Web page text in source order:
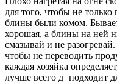
для того, чтобы не
блины были комом.
хорошая, а блины на ней
смазывай и не
чтобы не переводить
каждая хозяйка
лучше всего д=подходит